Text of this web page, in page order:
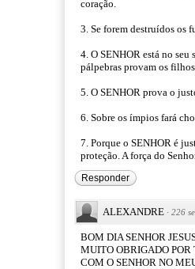
coração.
3. Se forem destruídos os
4. O SENHOR está no seu
pálpebras provam os
5. O SENHOR prova o
6. Sobre os ímpios fará
7. Porque o SENHOR é
proteção. A força do
Responder
ALEXANDRE · 226
BOM DIA SENHOR
MUITO OBRIGADO POR
COM O SENHOR NO